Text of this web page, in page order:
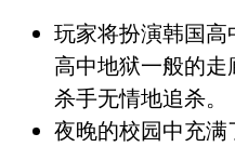
玩家将扮演韩国
高中地狱一般的
杀手无情地追杀。
夜晚的校园中充